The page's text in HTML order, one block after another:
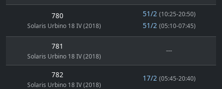
780
Solaris Urbino 18 IV (2018)
51/2 (10:25-20:50)
51/2 (05:10-07:45)
781
Solaris Urbino 18 IV (2018)
---
782
Solaris Urbino 18 IV (2018)
17/2 (05:45-20:40)